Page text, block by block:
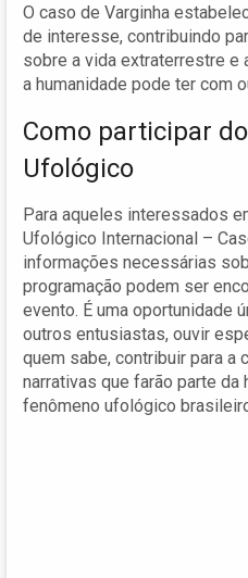
O caso de Varginha
de interesse, contribuindo
sobre a vida extraterrestre
a humanidade pode ter com
Como participar
Ufológico
Para aqueles interessados
Ufológico Internacional –
informações necessárias
programação podem ser
evento. É uma oportunidade
outros entusiastas, ouvir
quem sabe, contribuir para a
narrativas que farão parte da
fenômeno ufológico